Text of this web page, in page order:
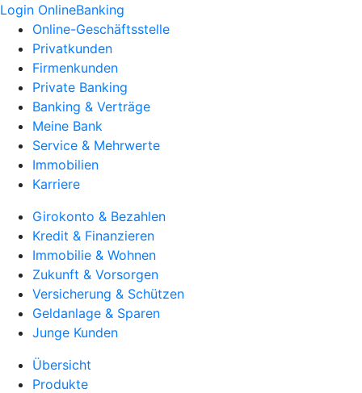
Login OnlineBanking
Online-Geschäftsstelle
Privatkunden
Firmenkunden
Private Banking
Banking & Verträge
Meine Bank
Service & Mehrwerte
Immobilien
Karriere
Girokonto & Bezahlen
Kredit & Finanzieren
Immobilie & Wohnen
Zukunft & Vorsorgen
Versicherung & Schützen
Geldanlage & Sparen
Junge Kunden
Übersicht
Produkte